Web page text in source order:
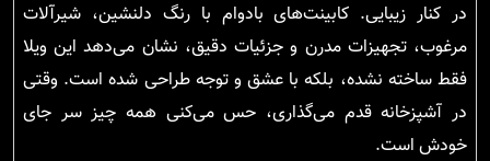
در کنار زیبایی. کابینت‌های بادوام با رنگ دلنشین، شیرآلات
مرغوب، تجهیزات مدرن و جزئیات دقیق، نشان می‌دهد این ویلا
فقط ساخته نشده، بلکه با عشق و توجه طراحی شده است. وقتی
در آشپزخانه قدم می‌گذاری، حس می‌کنی همه چیز سر جای
خودش است.